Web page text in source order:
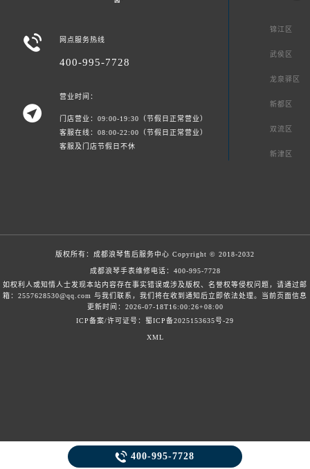
 网点服务热线
400-995-7728

营业时间：
门店营业：09:00-19:30（节假日正常营业）
客服在线：08:00-22:00（节假日正常营业）
客服及门店节假日不休
锦江区
武侯区
龙泉驿区
新都区
双流区
新津区
版权所有： 成都浪琴售后服务中心 Copyright © 2018-2032
成都浪琴手表维修电话： 400-995-7728
如权利人或知情人士发现本站内容存在事实错误或涉及版权、名誉权等侵权问题，请通过邮
箱：2557628530@qq.com 与我们联系，我们将在收到通知后立即依法处理。当前页面信息
更新时间：2026-07-18T16:00:26+08:00
ICP备案/许可证号：蜀ICP备2025153635号-29
XML
 400-995-7728